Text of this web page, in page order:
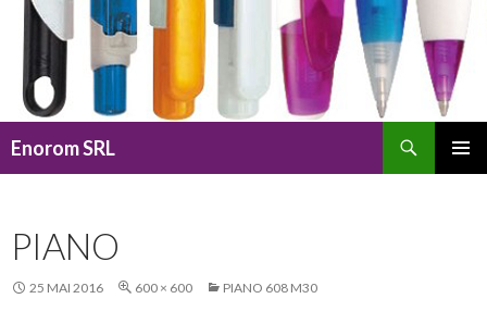
Enorom SRL
PIANO
25 MAI 2016 600 × 600 PIANO 608 M30